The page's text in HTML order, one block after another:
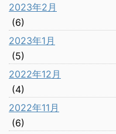
2023年2月
(6)
2023年1月
(5)
2022年12月
(4)
2022年11月
(6)